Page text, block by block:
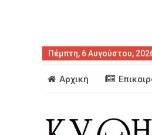
Πέμπτη, 6 Αυγούστου,
Αρχική